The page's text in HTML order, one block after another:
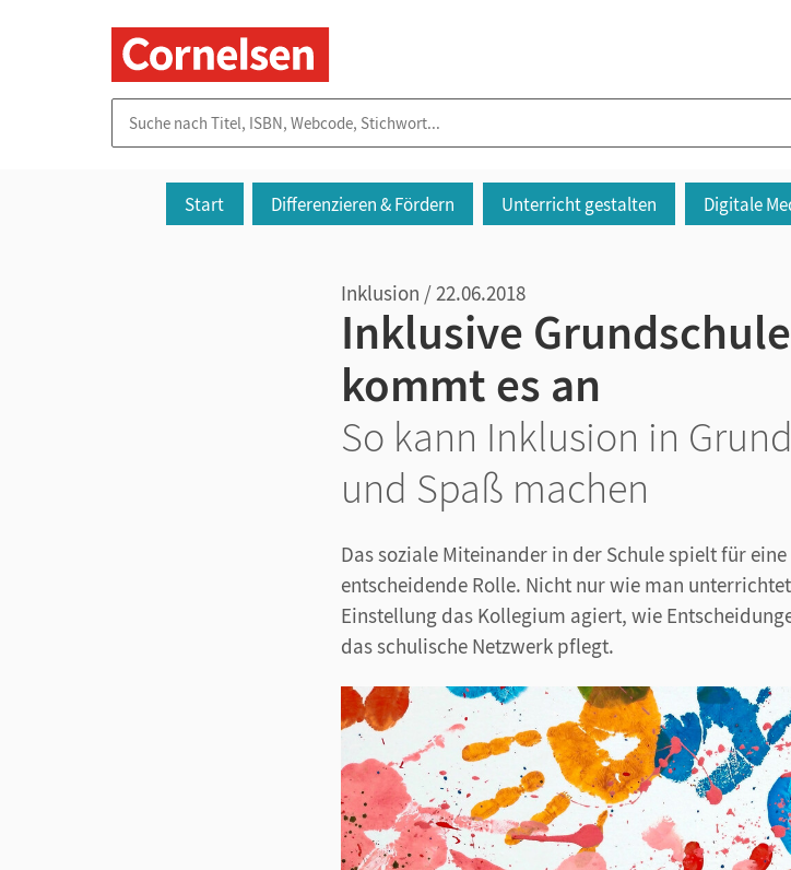
Start Differenzieren & Fördern Unterricht gestalten Digitale
Inklusion / 22.06.2018
Inklusive
kommt es an
So kann Inklusion in
und Spaß machen
Das soziale Miteinander in der Schule spielt für
entscheidende Rolle. Nicht nur wie man
Einstellung das Kollegium agiert, wie
das schulische Netzwerk pflegt.